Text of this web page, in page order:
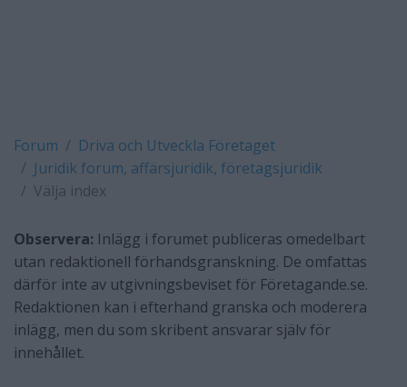
Forum
Driva och Utveckla Företaget
Juridik forum, affärsjuridik, företagsjuridik
Välja index
Observera: Inlägg i forumet publiceras omedelbart
utan redaktionell förhandsgranskning. De omfattas
därför inte av utgivningsbeviset för Företagande.se.
Redaktionen kan i efterhand granska och moderera
inlägg, men du som skribent ansvarar själv för
innehållet.